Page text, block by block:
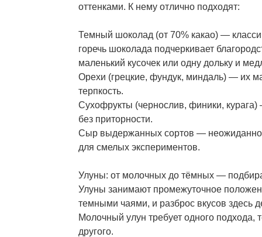
оттенками. К нему отлично подходят:
Темный шоколад (от 70% какао) —
горечь шоколада подчеркивает
маленький кусочек или одну дольку и
Орехи (грецкие, фундук, миндаль) — их
терпкость.
Сухофрукты (чернослив, финики, курага)
без приторности.
Сыр выдержанных сортов —
для смелых экспериментов.
Улуны: от молочных до тёмных —
Улуны занимают промежуточное
темными чаями, и разброс вкусов здесь
Молочный улун требует одного
другого.